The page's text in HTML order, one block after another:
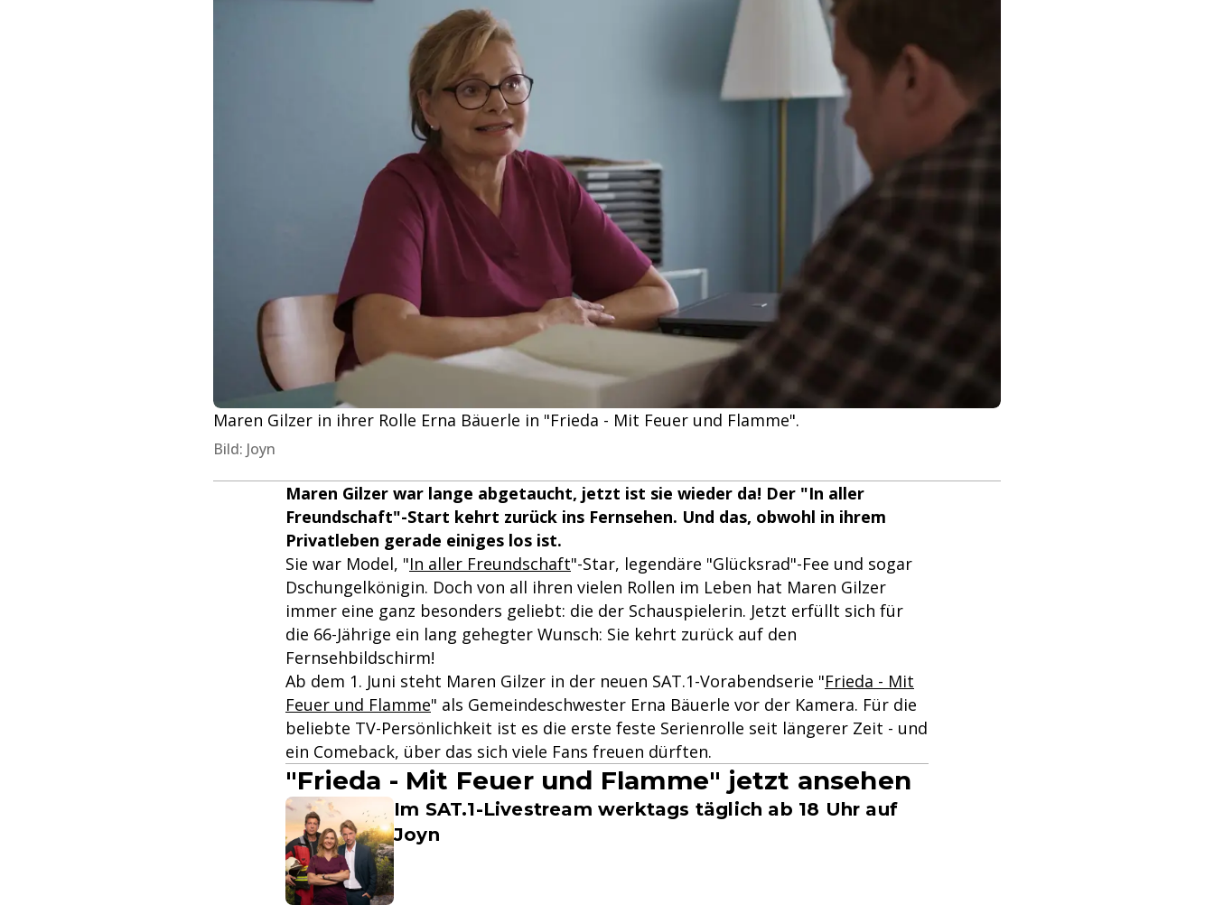
Maren Gilzer in ihrer Rolle Erna Bäuerle in "Frieda - Mit Feuer und Flamme".
Bild: Joyn
Maren Gilzer war lange abgetaucht, jetzt ist sie wieder da! Der "In aller
Freundschaft"-Start kehrt zurück ins Fernsehen. Und das, obwohl in ihrem
Privatleben gerade einiges los ist.
Sie war Model, "In aller Freundschaft"-Star, legendäre "Glücksrad"-Fee und sogar
Dschungelkönigin. Doch von all ihren vielen Rollen im Leben hat Maren Gilzer
immer eine ganz besonders geliebt: die der Schauspielerin. Jetzt erfüllt sich für
die 66-Jährige ein lang gehegter Wunsch: Sie kehrt zurück auf den
Fernsehbildschirm!
Ab dem 1. Juni steht Maren Gilzer in der neuen SAT.1-Vorabendserie "Frieda - Mit
Feuer und Flamme" als Gemeindeschwester Erna Bäuerle vor der Kamera. Für die
beliebte TV-Persönlichkeit ist es die erste feste Serienrolle seit längerer Zeit - und
ein Comeback, über das sich viele Fans freuen dürften.
"Frieda - Mit Feuer und Flamme" jetzt ansehen
Im SAT.1-Livestream werktags täglich ab 18 Uhr auf
Joyn